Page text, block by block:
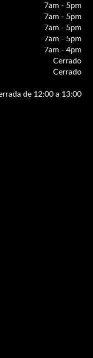
7am - 5pm
7am - 5pm
7am - 5pm
7am - 5pm
7am - 4pm
Cerrado
Cerrado
de 12:00 a 13:00